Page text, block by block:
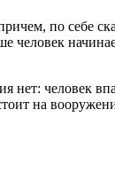
по себе
нет: человек
на